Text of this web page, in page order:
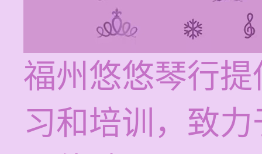
福州悠悠琴行
习和培训，致